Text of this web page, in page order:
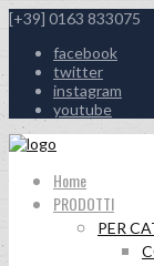
[+39] 0163 833075
facebook
twitter
instagram
youtube
Home
PRODOTTI
PER